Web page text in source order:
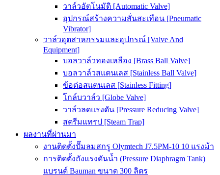
วาล์วอัตโนมัติ [Automatic Valve]
อุปกรณ์สร้างความสั่นสะเทือน [Pneumatic
Vibrator]
วาล์วอุตสาหกรรมและอุปกรณ์ [Valve And
Equipment]
บอลวาล์วทองเหลือง [Brass Ball Valve]
บอลวาล์วสแตนเลส [Stainless Ball Valve]
ข้อต่อสแตนเลส [Stainless Fitting]
โกล์บวาล์ว [Globe Valve]
วาล์วลดแรงดัน [Pressure Reducing Valve]
สตรีมแทรป [Steam Trap]
ผลงานที่ผ่านมา
งานติดตั้งปั๊มลมสกรู Olymtech J7.5PM-10 10 แรงม้า
การติดตั้งถังแรงดันน้ำ (Pressure Diaphragm Tank)
แบรนด์ Bauman ขนาด 300 ลิตร